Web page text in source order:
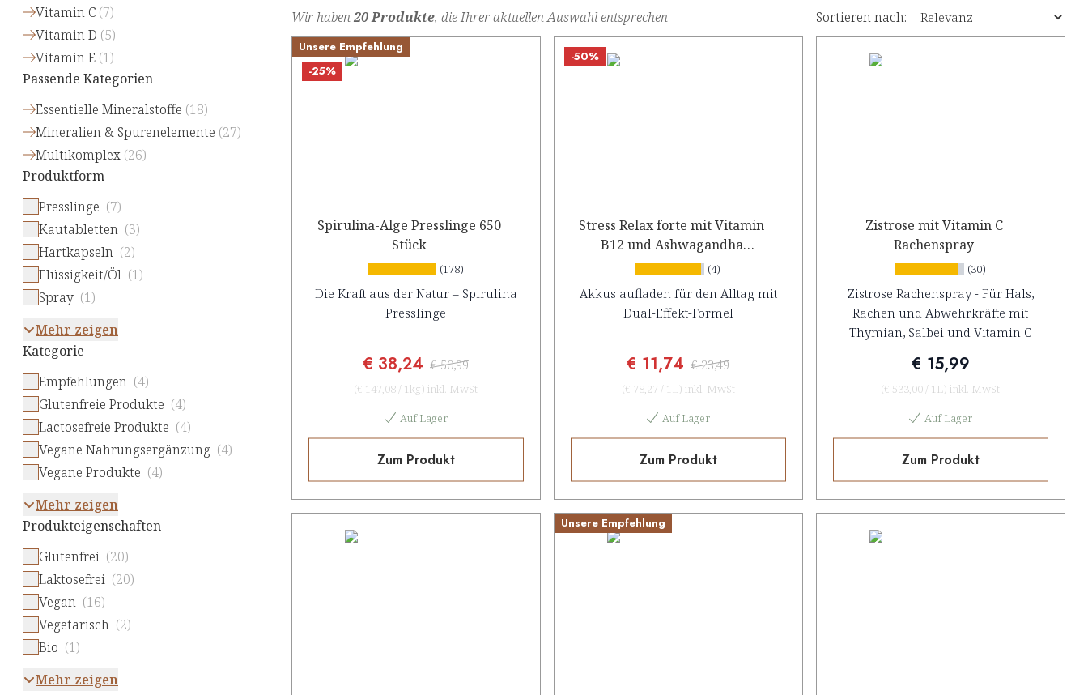
Vitamin C (7)
Vitamin D (5)
Vitamin E (1)
Passende Kategorien
Essentielle Mineralstoffe (18)
Mineralien & Spurenelemente (27)
Multikomplex (26)
Produktform
Presslinge (7)
Kautabletten (3)
Hartkapseln (2)
Flüssigkeit/Öl (1)
Spray (1)
Mehr zeigen
Kategorie
Empfehlungen (4)
Glutenfreie Produkte (4)
Lactosefreie Produkte (4)
Vegane Nahrungsergänzung (4)
Vegane Produkte (4)
Mehr zeigen
Produkteigenschaften
Glutenfrei (20)
Laktosefrei (20)
Vegan (16)
Vegetarisch (2)
Bio (1)
Mehr zeigen
Wir haben20 Produkte, die Ihrer aktuellen Auswahl entsprechen Sortieren nach:
Unsere Empfehlung
-25%
Spirulina-Alge Presslinge 650
Stück
(178)
Die Kraft aus der Natur – Spirulina
Presslinge
€ 38,24 € 50,99
(€ 147,08 / 1kg) inkl. MwSt
Auf Lager
Zum Produkt
-50%
Stress Relax forte mit Vitamin
B12 und Ashwagandha
Konzentrat (4)
Akkus aufladen für den Alltag mit
Dual-Effekt-Formel
€ 11,74 € 23,49
(€ 78,27 / 1L) inkl. MwSt
Auf Lager
Zum Produkt
Zistrose mit Vitamin C
Rachenspray
(30)
Zistrose Rachenspray - Für Hals,
Rachen und Abwehrkräfte mit
Thymian, Salbei und Vitamin C
€ 15,99
(€ 533,00 / 1L) inkl. MwSt
Auf Lager
Zum Produkt
Unsere Empfehlung